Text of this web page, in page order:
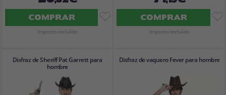
COMPRAR
Imposto Incluído
COMPRAR
Imposto Incluído
Disfraz de Sheriff Pat Garrett para
hombre
Disfraz de vaquero Fever para hombre